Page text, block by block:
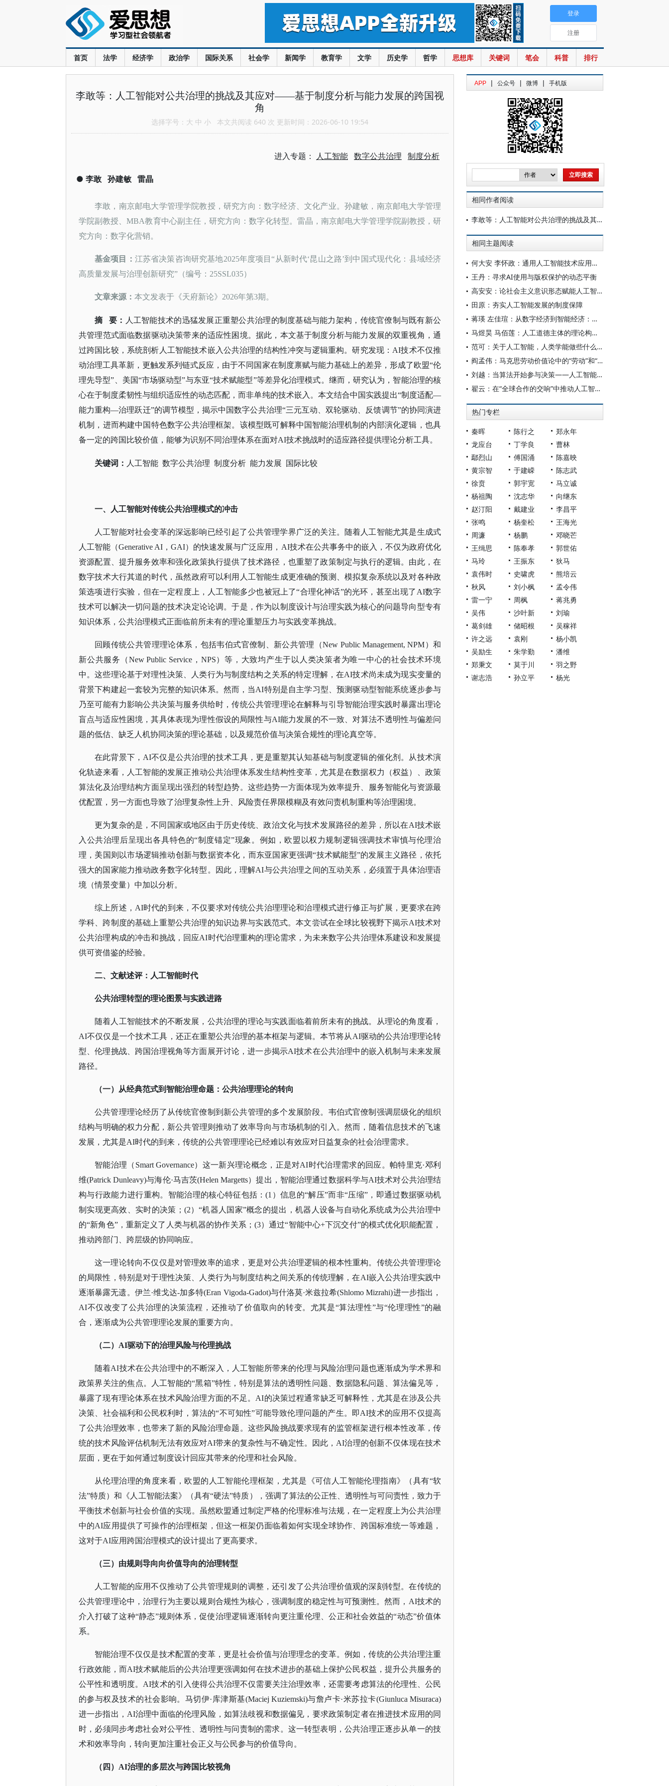
首页 法学 经济学 政治学 国际关系 社会学 新闻学 教育学 文学 历史学 哲学 思想库 关键词 笔会 科普 排行
登录
注册
李敢等：人工智能对公共治理的挑战及其应对——基于制度分析与能力发展的跨国视
角
选择字号： 大 中 小 本文共阅读 640 次 更新时间：2026-06-10 19:54
进入专题： 人工智能 数字公共治理 制度分析
● 李敢 孙建敏 雷晶
李敢，南京邮电大学管理学院教授，研究方向：数字经济、文化产业。孙建敏，南京邮电大学管理
学院副教授、MBA教育中心副主任，研究方向：数字化转型。雷晶，南京邮电大学管理学院副教授，研
究方向：数字化营销。
基金项目 ： 江苏省决策咨询研究基地2025年度项目“从新时代‘昆山之路’到中国式现代化：县域经济
高质量发展与治理创新研究”（编号：25SSL035）
文章来源 ： 本文发表于《天府新论》 2026年第3期。
摘 要 ： 人工智能技术的迅猛发展正重塑公共治理的制度基础与能力架构，传统官僚制与既有新公
共管理范式面临数据驱动决策带来的适应性困境。据此，本文基于制度分析与能力发展的双重视角，通
过跨国比较，系统剖析人工智能技术嵌入公共治理的结构性冲突与逻辑重构。研究发现： AI技术不仅推
动治理工具革新，更触发系列链式反应，由于不同国家在制度禀赋与能力基础上的差异，形成了欧盟“伦
理先导型”、美国“市场驱动型”与东亚“技术赋能型”等差异化治理模式。继而，研究认为，智能治理的核
心在于制度柔韧性与组织适应性的动态匹配，而非单纯的技术嵌入。本文结合中国实践提出“制度适配—
能力重构—治理跃迁”的调节模型，揭示中国数字公共治理“三元互动、双轮驱动、反馈调节”的协同演进
机制，进而构建中国特色数字公共治理框架。该模型既可解释中国智能治理机制的内部演化逻辑，也具
备一定的跨国比较价值，能够为识别不同治理体系在面对AI技术挑战时的适应路径提供理论分析工具。
关键词 ： 人工智能 数字公共治理 制度分析 能力发展 国际比较
一、人工智能对传统公共治理模式的冲击
人工智能对社会变革的深远影响已经引起了公共管理学界广泛的关注。随着人工智能尤其是生成式
人工智能（Generative AI，GAI）的快速发展与广泛应用，AI技术在公共事务中的嵌入，不仅为政府优化
资源配置、提升服务效率和强化政策执行提供了技术路径，也重塑了政策制定与执行的逻辑。由此，在
数字技术大行其道的时代，虽然政府可以利用人工智能生成更准确的预测、模拟复杂系统以及对各种政
策选项进行实验，但在一定程度上，人工智能多少也被冠上了“合理化神话”的光环，甚至出现了AI数字
技术可以解决一切问题的技术决定论论调。于是，作为以制度设计与治理实践为核心的问题导向型专有
知识体系，公共治理模式正面临前所未有的理论重塑压力与实践变革挑战。
回顾传统公共管理理论体系，包括韦伯式官僚制、新公共管理（New Public Management, NPM）和
新公共服务（New Public Service，NPS）等，大致均产生于以人类决策者为唯一中心的社会技术环境
中。这些理论基于对理性决策、人类行为与制度结构之关系的特定理解，在AI技术尚未成为现实变量的
背景下构建起一套较为完整的知识体系。然而，当AI特别是自主学习型、预测驱动型智能系统逐步参与
乃至可能有力影响公共决策与服务供给时，传统公共管理理论在解释与引导智能治理实践时暴露出理论
盲点与适应性困境，其具体表现为理性假设的局限性与AI能力发展的不一致、对算法不透明性与偏差问
题的低估、缺乏人机协同决策的理论基础，以及规范价值与决策合规性的理论真空等。
在此背景下， AI不仅是公共治理的技术工具，更是重塑其认知基础与制度逻辑的催化剂。从技术演
化轨迹来看，人工智能的发展正推动公共治理体系发生结构性变革，尤其是在数据权力（权益）、政策
算法化及治理结构方面呈现出强烈的转型趋势。这些趋势一方面体现为效率提升、服务智能化与资源最
优配置，另一方面也导致了治理复杂性上升、风险责任界限模糊及有效问责机制重构等治理困境。
更为复杂的是，不同国家或地区由于历史传统、政治文化与技术发展路径的差异，所以在AI技术嵌
入公共治理后呈现出各具特色的“制度锚定”现象。例如，欧盟以权力规制逻辑强调技术审慎与伦理治
理，美国则以市场逻辑推动创新与数据资本化，而东亚国家更强调“技术赋能型”的发展主义路径，依托
强大的国家能力推动政务数字化转型。因此，理解AI与公共治理之间的互动关系，必须置于具体治理语
境（情景变量）中加以分析。
综上所述， AI时代的到来，不仅要求对传统公共治理理论和治理模式进行修正与扩展，更要求在跨
学科、跨制度的基础上重塑公共治理的知识边界与实践范式。本文尝试在全球比较视野下揭示AI技术对
公共治理构成的冲击和挑战，回应AI时代治理重构的理论需求，为未来数字公共治理体系建设和发展提
供可资借鉴的经验。
二、文献述评：人工智能时代
公共治理转型的理论图景与实践进路
随着人工智能技术的不断发展，公共治理的理论与实践面临着前所未有的挑战。从理论的角度看，
AI不仅仅是一个技术工具，还正在重塑公共治理的基本框架与逻辑。本节将从AI驱动的公共治理理论转
型、伦理挑战、跨国治理视角等方面展开讨论，进一步揭示AI技术在公共治理中的嵌入机制与未来发展
路径。
（一）从经典范式到智能治理命题：公共治理理论的转向
公共管理理论经历了从传统官僚制到新公共管理的多个发展阶段。韦伯式官僚制强调层级化的组织
结构与明确的权力分配，新公共管理则推动了效率导向与市场机制的引入。然而，随着信息技术的飞速
发展，尤其是AI时代的到来，传统的公共管理理论已经难以有效应对日益复杂的社会治理需求。
智能治理（ Smart Governance）这一新兴理论概念，正是对AI时代治理需求的回应。帕特里克·邓利
维(Patrick Dunleavy)与海伦·马吉茨(Helen Margetts）提出，智能治理通过数据科学与AI技术对公共治理结
构与行政能力进行重构。智能治理的核心特征包括：(1）信息的“解压”而非“压缩”，即通过数据驱动机
制实现更高效、实时的决策；(2）“机器人国家”概念的提出，机器人设备与自动化系统成为公共治理中
的“新角色”，重新定义了人类与机器的协作关系；(3）通过“智能中心+下沉交付”的模式优化职能配置，
推动跨部门、跨层级的协同响应。
这一理论转向不仅仅是对管理效率的追求，更是对公共治理逻辑的根本性重构。传统公共管理理论
的局限性，特别是对于理性决策、人类行为与制度结构之间关系的传统理解，在AI嵌入公共治理实践中
逐渐暴露无遗。伊兰·维戈达-加多特(Eran Vigoda-Gadot)与什洛莫·米兹拉希(Shlomo Mizrahi)进一步指出，
AI不仅改变了公共治理的决策流程，还推动了价值取向的转变。尤其是“算法理性”与“伦理理性”的融
合，逐渐成为公共管理理论发展的重要方向。
（二） AI驱动下的治理风险与伦理挑战
随着AI技术在公共治理中的不断深入，人工智能所带来的伦理与风险治理问题也逐渐成为学术界和
政策界关注的焦点。人工智能的“黑箱”特性，特别是算法的透明性问题、数据隐私问题、算法偏见等，
暴露了现有理论体系在技术风险治理方面的不足。AI的决策过程通常缺乏可解释性，尤其是在涉及公共
决策、社会福利和公民权利时，算法的“不可知性”可能导致伦理问题的产生。即AI技术的应用不仅提高
了公共治理效率，也带来了新的风险治理命题。这些风险挑战要求现有的监管框架进行根本性改革，传
统的技术风险评估机制无法有效应对AI带来的复杂性与不确定性。因此，AI治理的创新不仅体现在技术
层面，更在于如何通过制度设计回应其带来的伦理和社会风险。
从伦理治理的角度来看，欧盟的人工智能伦理框架，尤其是《可信人工智能伦理指南》（具有“软
法”特质）和《人工智能法案》（具有“硬法”特质），强调了算法的公正性、透明性与可问责性，致力于
平衡技术创新与社会价值的实现。虽然欧盟通过制定严格的伦理标准与法规，在一定程度上为公共治理
中的AI应用提供了可操作的治理框架，但这一框架仍面临着如何实现全球协作、跨国标准统一等难题，
这对于AI应用跨国治理模式的设计提出了更高要求。
（三）由规则导向向价值导向的治理转型
人工智能的应用不仅推动了公共管理规则的调整，还引发了公共治理价值观的深刻转型。在传统的
公共管理理论中，治理行为主要以规则合规性为核心，强调制度的稳定性与可预测性。然而， AI技术的
介入打破了这种“静态”规则体系，促使治理逻辑逐渐转向更注重伦理、公正和社会效益的“动态”价值体
系。
智能治理不仅仅是技术配置的变革，更是社会价值与治理理念的变革。例如，传统的公共治理注重
行政效能，而AI技术赋能后的公共治理更强调如何在技术进步的基础上保护公民权益，提升公共服务的
公平性和透明度。AI技术的引入使得公共治理不仅需要关注治理效率，还需要考虑算法的伦理性、公民
的参与权及技术的社会影响。马切伊·库津斯基(Maciej Kuziemski)与詹卢卡·米苏拉卡(Giunluca Misuraca)
进一步指出，AI治理中面临的伦理风险，如算法歧视和数据偏见，要求政策制定者在推进技术应用的同
时，必须同步考虑社会对公平性、透明性与问责制的需求。这一转型表明，公共治理正逐步从单一的技
术和效率导向，转向更加注重社会正义与公民参与的价值导向。
（四） AI治理的多层次与跨国比较视角
APP | 公众号 | 微博 | 手机版
相同作者阅读
李敢等：人工智能对公共治理的挑战及其应对——基于制度分析与能力发展的跨国视角
相同主题阅读
何大安 李怀政：通用人工智能技术应用下的数字调节机制
王丹：寻求AI使用与版权保护的动态平衡
高安安：论社会主义意识形态赋能人工智能大模型“价值对齐”
田原：夯实人工智能发展的制度保障
蒋瑛 左佳瑄：从数字经济到智能经济：中国社会分层的特点与变迁
马煜昊 马佰莲：人工道德主体的理论构设与实践限度
范可：关于人工智能，人类学能做些什么？
阎孟伟：马克思劳动价值论中的“劳动”和“价值”概念
刘越：当算法开始参与决策——人工智能重塑全球治理的底层逻辑
翟云：在“全球合作的交响”中推动人工智能发展
热门专栏
秦晖 陈行之
郑永年
龙应台
丁学良
曹林
鄢烈山
傅国涌
陈嘉映
黄宗智
于建嵘
陈志武
徐贲
郭宇宽
马立诚
杨祖陶
沈志华
向继东
赵汀阳
戴建业
李昌平
张鸣
杨奎松
王海光
周濂
杨鹏
邓晓芒
王缉思
陈奉孝
郭世佑
马玲
王振东
狄马
袁伟时
史啸虎
熊培云
秋风
刘小枫
孟令伟
雷一宁
周枫
蒋兆勇
吴伟
沙叶新
刘瑜
葛剑雄
储昭根
吴稼祥
许之远
袁刚
杨小凯
吴励生
朱学勤
潘维
郑秉文
莫于川
羽之野
谢志浩
孙立平 杨光